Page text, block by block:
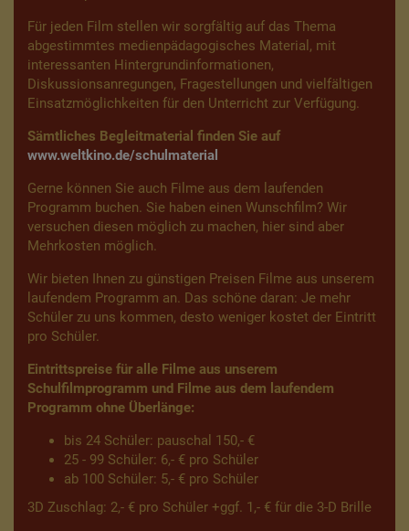
Für jeden Film stellen wir sorgfältig auf das Thema
abgestimmtes medienpädagogisches Material, mit
interessanten Hintergrundinformationen,
Diskussionsanregungen, Fragestellungen und vielfältigen
Einsatzmöglichkeiten für den Unterricht zur Verfügung.
Sämtliches Begleitmaterial finden Sie auf
www.weltkino.de/schulmaterial
Gerne können Sie auch Filme aus dem laufenden
Programm buchen. Sie haben einen Wunschfilm? Wir
versuchen diesen möglich zu machen, hier sind aber
Mehrkosten möglich.
Wir bieten Ihnen zu günstigen Preisen Filme aus unserem
laufendem Programm an. Das schöne daran: Je mehr
Schüler zu uns kommen, desto weniger kostet der Eintritt
pro Schüler.
Eintrittspreise für alle Filme aus unserem
Schulfilmprogramm und Filme aus dem laufendem
Programm ohne Überlänge:
bis 24 Schüler: pauschal 150,- €
25 - 99 Schüler: 6,- € pro Schüler
ab 100 Schüler: 5,- € pro Schüler
3D Zuschlag: 2,- € pro Schüler +ggf. 1,- € für die 3-D Brille